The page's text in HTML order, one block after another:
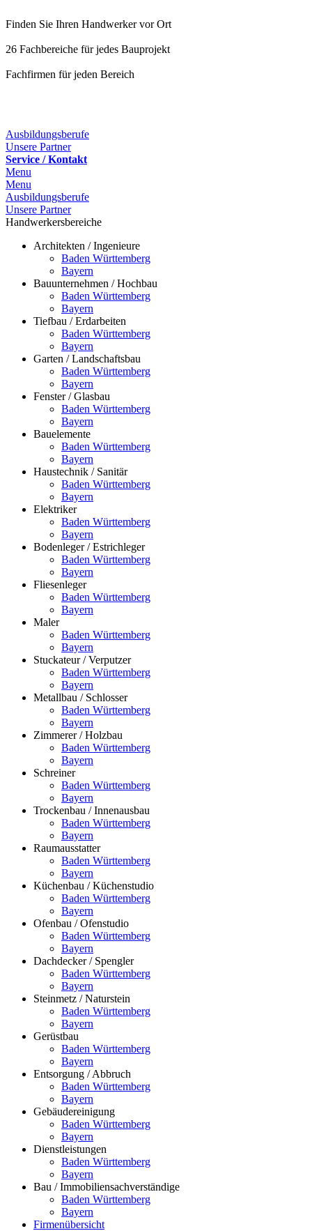
Finden Sie Ihren Handwerker vor Ort
26 Fachbereiche für jedes Bauprojekt
Fachfirmen für jeden Bereich
Ausbildungsberufe
Unsere Partner
Service / Kontakt
Menu
Menu
Ausbildungsberufe
Unsere Partner
Handwerkersbereiche
Architekten / Ingenieure
Baden Württemberg
Bayern
Bauunternehmen / Hochbau
Baden Württemberg
Bayern
Tiefbau / Erdarbeiten
Baden Württemberg
Bayern
Garten / Landschaftsbau
Baden Württemberg
Bayern
Fenster / Glasbau
Baden Württemberg
Bayern
Bauelemente
Baden Württemberg
Bayern
Haustechnik / Sanitär
Baden Württemberg
Bayern
Elektriker
Baden Württemberg
Bayern
Bodenleger / Estrichleger
Baden Württemberg
Bayern
Fliesenleger
Baden Württemberg
Bayern
Maler
Baden Württemberg
Bayern
Stuckateur / Verputzer
Baden Württemberg
Bayern
Metallbau / Schlosser
Baden Württemberg
Bayern
Zimmerer / Holzbau
Baden Württemberg
Bayern
Schreiner
Baden Württemberg
Bayern
Trockenbau / Innenausbau
Baden Württemberg
Bayern
Raumausstatter
Baden Württemberg
Bayern
Küchenbau / Küchenstudio
Baden Württemberg
Bayern
Ofenbau / Ofenstudio
Baden Württemberg
Bayern
Dachdecker / Spengler
Baden Württemberg
Bayern
Steinmetz / Naturstein
Baden Württemberg
Bayern
Gerüstbau
Baden Württemberg
Bayern
Entsorgung / Abbruch
Baden Württemberg
Bayern
Gebäudereinigung
Baden Württemberg
Bayern
Dienstleistungen
Baden Württemberg
Bayern
Bau / Immobiliensachverständige
Baden Württemberg
Bayern
Firmenübersicht